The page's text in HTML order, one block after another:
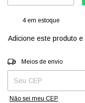
4em estoque
Adicione este produto e
Entregas para o CEP:
Meios de envio
Não sei meu CEP